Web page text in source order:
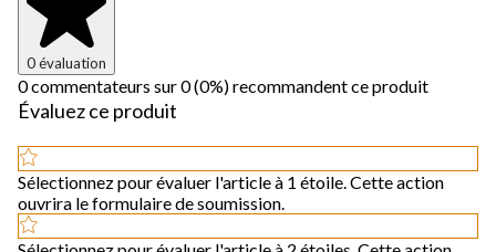
0 évaluation
0 commentateurs sur 0 (0%) recommandent ce produit
Évaluez ce produit
Sélectionnez pour évaluer l'article à 1 étoile. Cette action
ouvrira le formulaire de soumission.